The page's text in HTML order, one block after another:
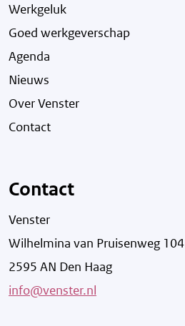
Werkgeluk
Goed werkgeverschap
Agenda
Nieuws
Over Venster
Contact
Contact
Venster
Wilhelmina van Pruisenweg 104
2595 AN Den Haag
info@venster.nl